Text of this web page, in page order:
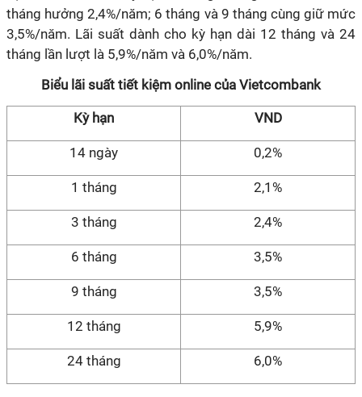
tháng hưởng 2,4%/năm; 6 tháng và 9 tháng cùng giữ mức
3,5%/năm. Lãi suất dành cho kỳ hạn dài 12 tháng và 24
tháng lần lượt là 5,9%/năm và 6,0%/năm.
Biểu lãi suất tiết kiệm online của Vietcombank
Kỳ hạn VND
14 ngày 0,2%
1 tháng 2,1%
3 tháng 2,4%
6 tháng 3,5%
9 tháng 3,5%
12 tháng 5,9%
24 tháng 6,0%